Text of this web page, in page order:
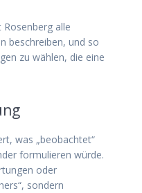
Rosenberg alle
beschreiben, und so
zu wählen, die eine
was „beobachtet“
formulieren würde.
oder
sondern